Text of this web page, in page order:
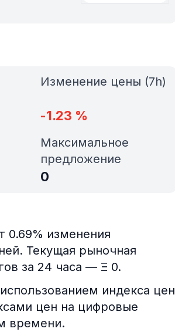
Изменение цены (7h)
-1.23 %
Максимальное
предложение
0
0.69% изменения
Текущая рыночная
за 24 часа — Ξ 0.
индекса цен
цен на цифровые
времени.